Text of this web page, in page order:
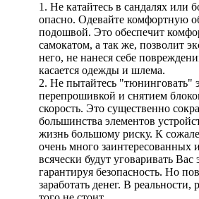
1. Не катайтесь в сандалях или
опасно. Одевайте комфортную
подошвой. Это обеспечит
самокатом, а так же, позволит
него, не нанеся себе
касается одежды и шлема.
2. Не пытайтесь "тюнинговать"
перепрошивкой и снятием
скорость. Это существенно
большинства элементов
жизнь большому риску. К
очень много заинтересованных
всячески будут уговаривать Вас
гарантируя безопасность. Но
заработать денег. В